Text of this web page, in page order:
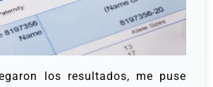
los resultados, me puse